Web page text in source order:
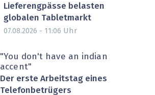
Lieferengpässe belasten
globalen Tabletmarkt
07.08.2026 - 11:06 Uhr
"You don't have an indian
accent"
Der erste Arbeitstag eines
Telefonbetrügers